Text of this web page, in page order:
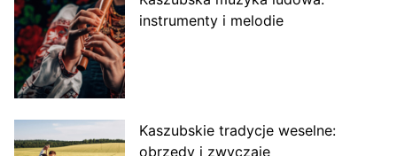
instrumenty i melodie
Kaszubskie tradycje weselne:
obrzędy i zwyczaje